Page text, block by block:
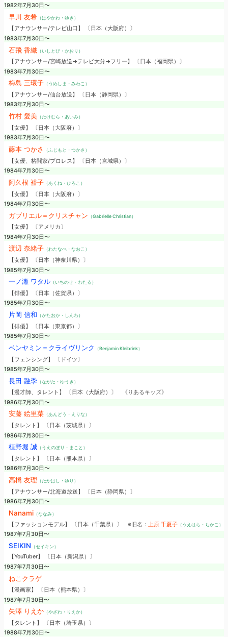
1982年7月30日〜
早川 友希（はやかわ・ゆき）
【アナウンサー/テレビ山口】 〔日本（大阪府）〕
1983年7月30日〜
石飛 香織（いしとび・かおり）
【アナウンサー/宮崎放送→テレビ大分→フリー】 〔日本（福岡県）〕
1983年7月30日〜
梅島 三環子（うめしま・みわこ）
【アナウンサー/仙台放送】 〔日本（静岡県）〕
1983年7月30日〜
竹村 愛美（たけむら・あいみ）
【女優】 〔日本（大阪府）〕
1983年7月30日〜
藤本 つかさ （ふじもと・つかさ）
【女優、格闘家/プロレス】 〔日本（宮城県）〕
1984年7月30日〜
阿久根 裕子（あくね・ひろこ）
【女優】 〔日本（大阪府）〕
1984年7月30日〜
ガブリエル＝クリスチャン （Gabrielle Christian）
【女優】 〔アメリカ〕
1984年7月30日〜
渡辺 奈緒子（わたなべ・なおこ）
【女優】 〔日本（神奈川県）〕
1985年7月30日〜
一ノ瀬 ワタル（いちのせ・わたる）
【俳優】 〔日本（佐賀県）〕
1985年7月30日〜
片岡 信和 （かたおか・しんわ）
【俳優】 〔日本（東京都）〕
1985年7月30日〜
ベンヤミン＝クライヴリンク （Benjamin Kleibrink）
【フェンシング】 〔ドイツ〕
1985年7月30日〜
長田 融季（ながた・ゆうき）
【漫才師、タレント】 〔日本（大阪府）〕
《りあるキッズ》
1986年7月30日〜
安藤 絵里菜（あんどう・えりな）
【タレント】 〔日本（茨城県）〕
1986年7月30日〜
植野堀 誠（うえのぼり・まこと）
【タレント】 〔日本（熊本県）〕
1986年7月30日〜
高橋 友理 （たかはし・ゆり）
【アナウンサー/北海道放送】 〔日本（静岡県）〕
1986年7月30日〜
Nanami（ななみ）
【ファッションモデル】 〔日本（千葉県）〕 ※旧名： 上原 千夏子（うえはら・ちかこ）
1987年7月30日〜
SEIKIN （セイキン）
【YouTuber】 〔日本（新潟県）〕
1987年7月30日〜
ねこクラゲ
【漫画家】 〔日本（熊本県）〕
1987年7月30日〜
矢澤 りえか（やざわ・りえか）
【タレント】 〔日本（埼玉県）〕
1988年7月30日〜